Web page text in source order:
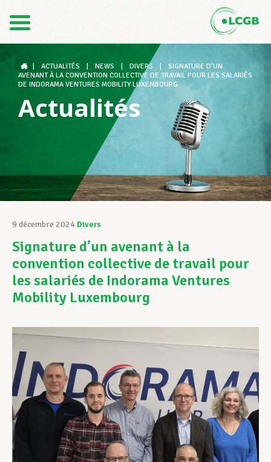
DE
Le LCGB
Structures syndicales
Assistance au Travail
Vos droits
Assistance en vie privée
Développement professionnel
Devenir Membre
Actualités
ACTUALITÉS NEWS DIVERS
SIGNATURE D’UN
AVENANT À LA CONVENTION COLLECTIVE DE TRAVAIL POUR LES SALARIÉS
DE INDORAMA VENTURES MOBILITY LUXEMBOURG
Actualités
9 décembre 2024 Divers
Signature d’un avenant à la
convention collective de travail pour
les salariés de Indorama Ventures
Mobility Luxembourg